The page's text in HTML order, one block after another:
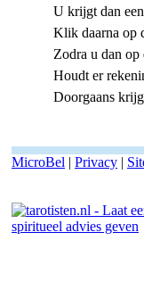
U krijgt dan
Klik daarna op
Zodra u dan
Houdt er
Doorgaans
MicroBel | Privacy |